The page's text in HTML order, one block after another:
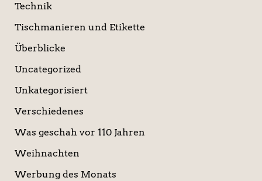
Technik
Tischmanieren und Etikette
Überblicke
Uncategorized
Unkategorisiert
Verschiedenes
Was geschah vor 110 Jahren
Weihnachten
Werbung des Monats